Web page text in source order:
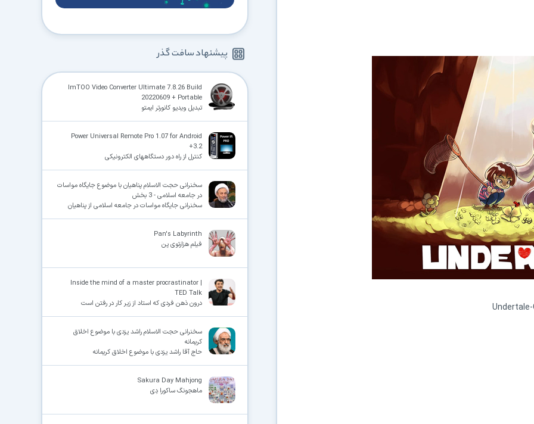
Undertale-
پیشنهاد سافت گذر
ImTOO Video Converter Ultimate 7.8.26 Build
20220609 + Portable
تبدیل ویدیو کانورتر ایمتو
Power Universal Remote Pro 1.07 for Android
+3.2
کنترل از راه دور دستگاههای الکترونیکی
سخنرانی حجت الاسلام پناهیان با موضوع جایگاه مواسات
در جامعه اسلامی - 3 بخش
سخنرانی جایگاه مواسات در جامعه اسلامی از پناهیان
Pan's Labyrinth
فیلم هزارتوی پن
Inside the mind of a master procrastinator |
TED Talk
درون ذهن فردی که استاد از زیر کار در رفتن است
سخنرانی حجت الاسلام راشد یزدی با موضوع اخلاق
کریمانه
حاج آقا راشد یزدی با موضوع اخلاق کریمانه
Sakura Day Mahjong
ماهجونگ ساکورا دِی